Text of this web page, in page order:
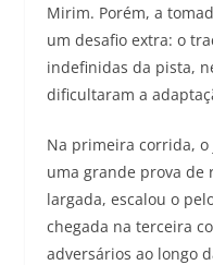
Mirim. Porém, a
um desafio extra: o
indefinidas da pista,
dificultaram a
Na primeira corrida,
uma grande prova de
largada, escalou o
chegada na terceira
adversários ao longo